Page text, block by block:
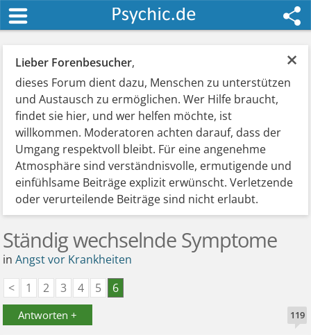
×
Lieber Forenbesucher,
dieses Forum dient dazu, Menschen zu unterstützen
und Austausch zu ermöglichen. Wer Hilfe braucht,
findet sie hier, und wer helfen möchte, ist
willkommen. Moderatoren achten darauf, dass der
Umgang respektvoll bleibt. Für eine angenehme
Atmosphäre sind verständnisvolle, ermutigende und
einfühlsame Beiträge explizit erwünscht. Verletzende
oder verurteilende Beiträge sind nicht erlaubt.
Ständig wechselnde Symptome
inAngst vor Krankheiten
<
1 2 3 4 5 6
Antworten + 119